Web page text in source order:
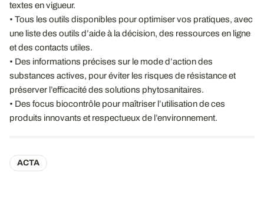
textes en vigueur.
• Tous les outils disponibles pour optimiser vos pratiques, avec
une liste des outils d’aide à la décision, des ressources en ligne
et des contacts utiles.
• Des informations précises sur le mode d’action des
substances actives, pour éviter les risques de résistance et
préserver l’efficacité des solutions phytosanitaires.
• Des focus biocontrôle pour maîtriser l’utilisation de ces
produits innovants et respectueux de l’environnement.
ACTA